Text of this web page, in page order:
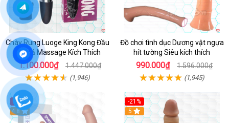
Chày Rung Luoge King Kong Đầu
DV Giả Massage Kích Thích
1.100.000₫ 1.447.000₫
(1,946)
Đồ chơi tình dục Dương vật ngựa
hít tường Siêu kích thích
990.000₫ 1.596.000₫
(1,945)
-37%
Hot
4.8
-21%
Hot
5